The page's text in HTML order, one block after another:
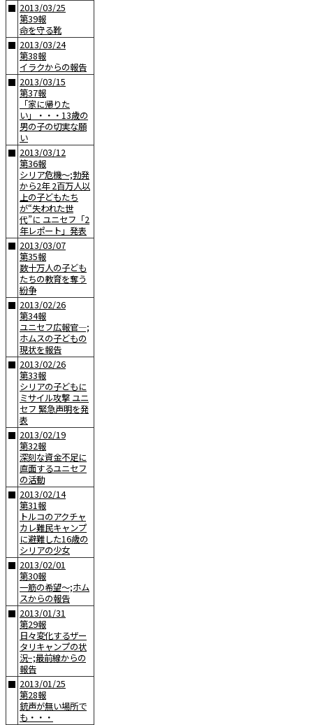
■ 2013/03/25
第39報
命を守る靴
■ 2013/03/24
第38報
イラクからの報告
■ 2013/03/15
第37報
「家に帰りた
い」・・・13歳の
男の子の切実な願
い
■ 2013/03/12
第36報
シリア危機〜;勃発
から2年 2百万人以
上の子どもたち
が“失われた世
代”に ユニセフ「2
年レポート」発表
■ 2013/03/07
第35報
数十万人の子ども
たちの教育を奪う
紛争
■ 2013/02/26
第34報
ユニセフ広報官—;
ホムスの子どもの
現状を報告
■ 2013/02/26
第33報
シリアの子どもに
ミサイル攻撃 ユニ
セフ 緊急声明を発
表
■ 2013/02/19
第32報
深刻な資金不足に
直面するユニセフ
の活動
■ 2013/02/14
第31報
トルコのアクチャ
カレ難民キャンプ
に避難した16歳の
シリアの少女
■ 2013/02/01
第30報
一筋の希望〜;ホム
スからの報告
■ 2013/01/31
第29報
日々変化するザー
タリキャンプの状
況−;最前線からの
報告
■ 2013/01/25
第28報
銃声が無い場所で
も・・・